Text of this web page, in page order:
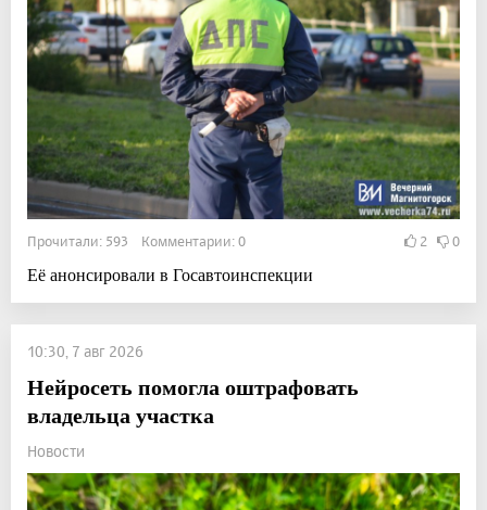
Прочитали: 593 Комментарии: 0 2 0
Её анонсировали в Госавтоинспекции
10:30, 7 авг 2026
Нейросеть помогла оштрафовать
владельца участка
Новости